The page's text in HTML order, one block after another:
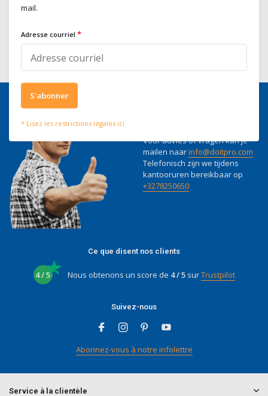
Voor advies of vragen kan je
mailen naarinfo@doitpro.com
Telefonisch zijn we tijdens
kantooruren bereikbaar op
+3278250650
Ce que disent nos clients
4 / 5 Nous obtenons un score de 4 / 5surTrustpilot
Suivez-nous
Abonnez-vous à notre infolettre
Service à la clientèle
mail.
Adresse courriel *
S'abonner
* Lisez les restrictions légales ici